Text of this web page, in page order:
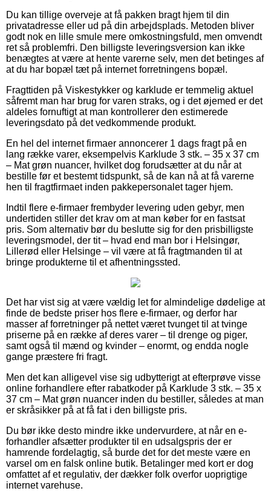
Du kan tillige overveje at få pakken bragt hjem til din
privatadresse eller ud på din arbejdsplads. Metoden bliver
godt nok en lille smule mere omkostningsfuld, men omvendt
ret så problemfri. Den billigste leveringsversion kan ikke
benægtes at være at hente varerne selv, men det betinges af
at du har bopæl tæt på internet forretningens bopæl.
Fragttiden på Viskestykker og karklude er temmelig aktuel
såfremt man har brug for varen straks, og i det øjemed er det
aldeles fornuftigt at man kontrollerer den estimerede
leveringsdato på det vedkommende produkt.
En hel del internet firmaer annoncerer 1 dags fragt på en
lang række varer, eksempelvis Karklude 3 stk. – 35 x 37 cm
– Mat grøn nuancer, hvilket dog forudsætter at du når at
bestille før et bestemt tidspunkt, så de kan nå at få varerne
hen til fragtfirmaet inden pakkepersonalet tager hjem.
Indtil flere e-firmaer frembyder levering uden gebyr, men
undertiden stiller det krav om at man køber for en fastsat
pris. Som alternativ bør du beslutte sig for den prisbilligste
leveringsmodel, der tit – hvad end man bor i Helsingør,
Lillerød eller Helsinge – vil være at få fragtmanden til at
bringe produkterne til et afhentningssted.
Det har vist sig at være vældig let for almindelige dødelige at
finde de bedste priser hos flere e-firmaer, og derfor har
masser af forretninger på nettet været tvunget til at tvinge
priserne på en række af deres varer – til drenge og piger,
samt også til mænd og kvinder – enormt, og endda nogle
gange præstere fri fragt.
Men det kan alligevel vise sig udbytterigt at efterprøve visse
online forhandlere efter rabatkoder på Karklude 3 stk. – 35 x
37 cm – Mat grøn nuancer inden du bestiller, således at man
er skråsikker på at få fat i den billigste pris.
Du bør ikke desto mindre ikke undervurdere, at når en e-
forhandler afsætter produkter til en udsalgspris der er
hamrende fordelagtig, så burde det for det meste være en
varsel om en falsk online butik. Betalinger med kort er dog
omfattet af et regulativ, der dækker folk overfor uoprigtige
internet varehuse.